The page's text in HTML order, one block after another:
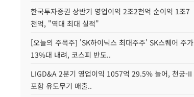
한국투자증권 상반기 영업이익 2조2천억 순이익 1조7
천억, "역대 최대 실적"
[오늘의 주목주] 'SK하이닉스 최대주주' SK스퀘어 주가
13%대 내려, 코스피 반도..
LIGD&A 2분기 영업이익 1057억 29.5% 늘어, 천궁-II
포함 유도무기 매출..